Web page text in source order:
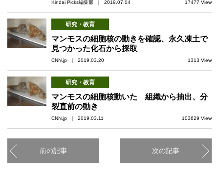
Kindai Picks編集部 ｜ 2019.07.04 17477 View
研究・教育
マンモスの細胞核の動きを確認、永久凍土で
見つかった化石から採取
CNN.jp ｜ 2019.03.20 1313 View
研究・教育
マンモスの細胞核動いた 組織から抽出、分
裂直前の動き
CNN.jp ｜ 2019.03.11 103629 View
前の記事 次の記事